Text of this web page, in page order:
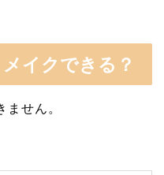
イクできる？
ません。